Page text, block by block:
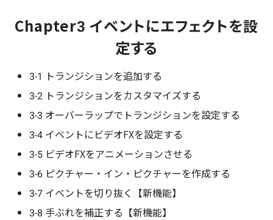
Chapter3 イベントにエフェクトを設
定する
3-1 トランジションを追加する
3-2 トランジションをカスタマイズする
3-3 オーバーラップでトランジションを設定する
3-4 イベントにビデオFXを設定する
3-5 ビデオFXをアニメーションさせる
3-6 ピクチャー・イン・ピクチャーを作成する
3-7 イベントを切り抜く【新機能】
3-8 手ぶれを補正する【新機能】